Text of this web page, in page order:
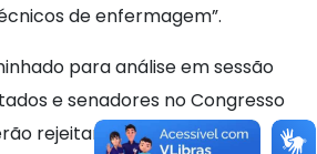
de enfermagem”.
para análise em sessão
e senadores no Congresso
rejeitar ou manter veto